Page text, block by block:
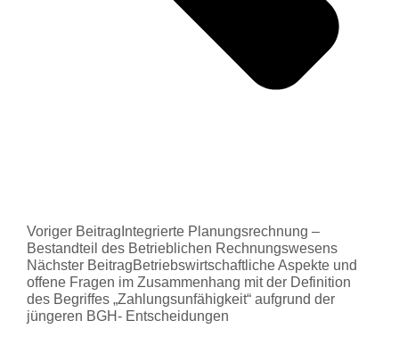
Voriger Beitrag Integrierte Planungsrechnung –
Bestandteil des Betrieblichen Rechnungswesens
Nächster BeitragBetriebswirtschaftliche Aspekte und
offene Fragen im Zusammenhang mit der Definition
des Begriffes „Zahlungsunfähigkeit“ aufgrund der
jüngeren BGH- Entscheidungen